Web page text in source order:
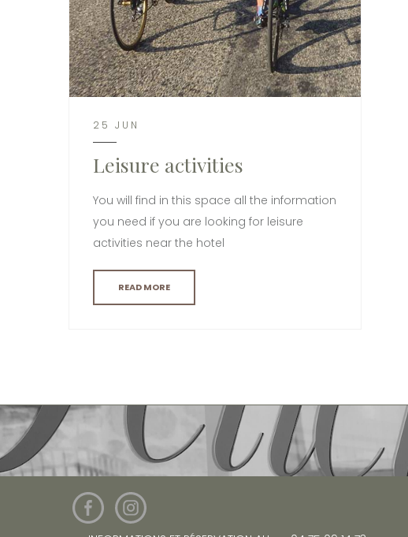
25 JUN
Leisure activities
You will find in this space all the information
you need if you are looking for leisure
activities near the hotel
READ MORE